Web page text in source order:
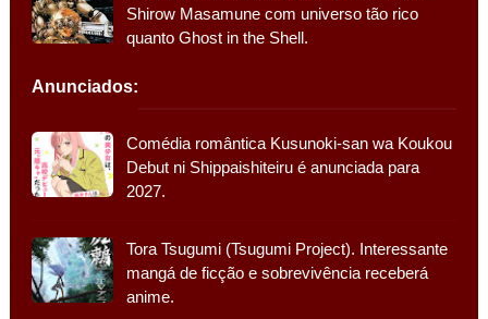
Shirow Masamune com universo tão rico
quanto Ghost in the Shell.
Anunciados:
Comédia romântica Kusunoki-san wa Koukou
Debut ni Shippaishiteiru é anunciada para
2027.
Tora Tsugumi (Tsugumi Project). Interessante
mangá de ficção e sobrevivência receberá
anime.